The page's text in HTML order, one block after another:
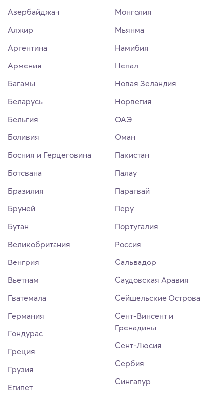
Азербайджан
Алжир
Аргентина
Армения
Багамы
Беларусь
Бельгия
Боливия
Босния и Герцеговина
Ботсвана
Бразилия
Бруней
Бутан
Великобритания
Венгрия
Вьетнам
Гватемала
Германия
Гондурас
Греция
Грузия
Египет
Монголия
Мьянма
Намибия
Непал
Новая Зеландия
Норвегия
ОАЭ
Оман
Пакистан
Палау
Парагвай
Перу
Португалия
Россия
Сальвадор
Саудовская Аравия
Сейшельские Острова
Сент-Винсент и
Гренадины
Сент-Люсия
Сербия
Сингапур